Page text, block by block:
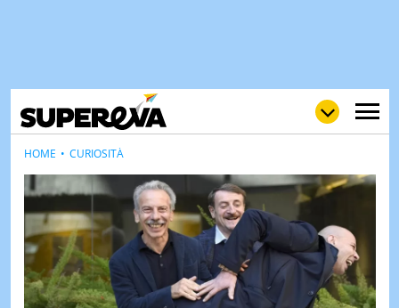
LOLGULP
LOVE
STORIE
VIDEO
HOME CURIOSITÀ